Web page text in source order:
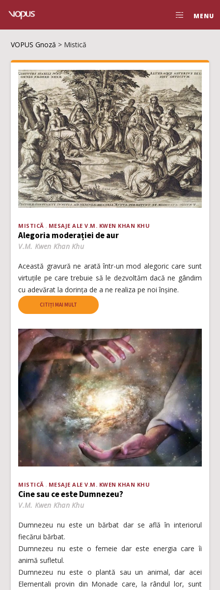
MENU
VOPUS Gnoză > Mistică
MISTICĂ MESAJE ALE V.M. KWEN KHAN KHU
Alegoria moderației de aur
V.M. Kwen Khan Khu
Această gravură ne arată într-un mod alegoric care sunt
virtuțile pe care trebuie să le dezvoltăm dacă ne gândim
cu adevărat la dorința de a ne realiza pe noi înșine.
CITIȚI MAI MULT
MISTICĂ MESAJE ALE V.M. KWEN KHAN KHU
Cine sau ce este Dumnezeu?
V.M. Kwen Khan Khu
Dumnezeu nu este un bărbat dar se află în interiorul
fiecărui bărbat.
Dumnezeu nu este o femeie dar este energia care îi
animă sufletul.
Dumnezeu nu este o plantă sau un animal, dar acei
Elementali provin din Monade care, la rândul lor, sunt